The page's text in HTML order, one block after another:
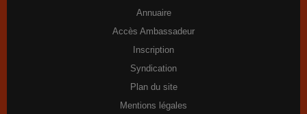
Annuaire
Accès Ambassadeur
Inscription
Syndication
Plan du site
Mentions légales